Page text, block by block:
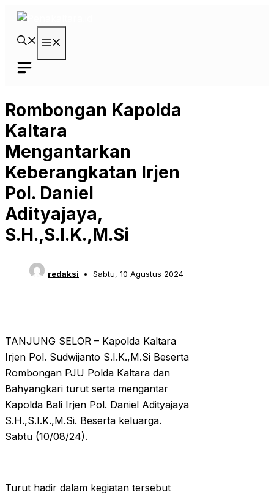
Langsung
Rombongan Kapolda
Kaltara
Mengantarkan
Keberangkatan Irjen
Pol. Daniel
Adityajaya,
S.H.,S.I.K.,M.Si
redaksi Sabtu, 10 Agustus 2024
TANJUNG SELOR – Kapolda Kaltara
Irjen Pol. Sudwijanto S.I.K.,M.Si Beserta
Rombongan PJU Polda Kaltara dan
Bahyangkari turut serta mengantar
Kapolda Bali Irjen Pol. Daniel Adityajaya
S.H.,S.I.K.,M.Si. Beserta keluarga.
Sabtu (10/08/24).
Turut hadir dalam kegiatan tersebut